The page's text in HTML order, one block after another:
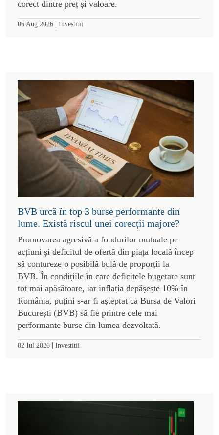
corect dintre preț și valoare.
06 Aug 2026 | Investitii
BVB urcă în top 3 burse performante din
lume. Există riscul unei corecții majore?
Promovarea agresivă a fondurilor mutuale pe
acțiuni și deficitul de ofertă din piața locală încep
să contureze o posibilă bulă de proporții la
BVB. În condițiile în care deficitele bugetare sunt
tot mai apăsătoare, iar inflația depășește 10% în
România, puțini s-ar fi așteptat ca Bursa de Valori
București (BVB) să fie printre cele mai
performante burse din lumea dezvoltată.
02 Iul 2026 | Investitii